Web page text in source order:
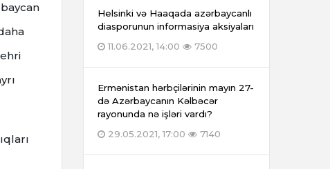
Helsinki və Haaqada azərbaycanlı
diasporunun informasiya aksiyaları
11.06.2021, 14:00
7500
Ermənistan hərbçilərinin mayın 27-
də Azərbaycanın Kəlbəcər
rayonunda nə işləri vardı?
29.05.2021, 17:00
7140